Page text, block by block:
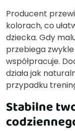
Producent
kolorach, co
dziecka. Gdy
przebiega
współpracuje.
działa jak
przypadku
Stabilne